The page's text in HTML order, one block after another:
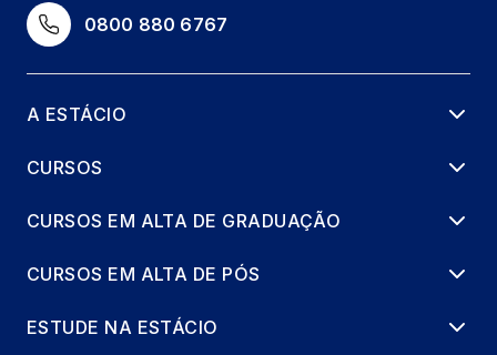
0800 880 6767
A ESTÁCIO
CURSOS
CURSOS EM ALTA DE GRADUAÇÃO
CURSOS EM ALTA DE PÓS
ESTUDE NA ESTÁCIO